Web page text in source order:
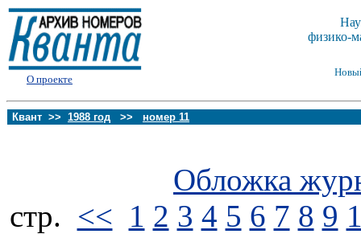
О проекте
физико-
Квант >> 1988 год >> номер 11
Обложка
стp. << 1 2 3 4 5 6 7 8 9